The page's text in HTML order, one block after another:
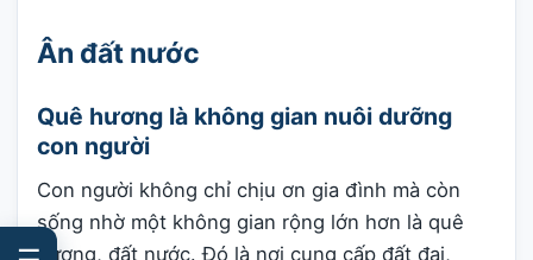
Ân đất nước
Quê hương là không gian nuôi dưỡng
con người
Con người không chỉ chịu ơn gia đình mà còn
sống nhờ một không gian rộng lớn hơn là quê
hương, đất nước. Đó là nơi cung cấp đất đai,